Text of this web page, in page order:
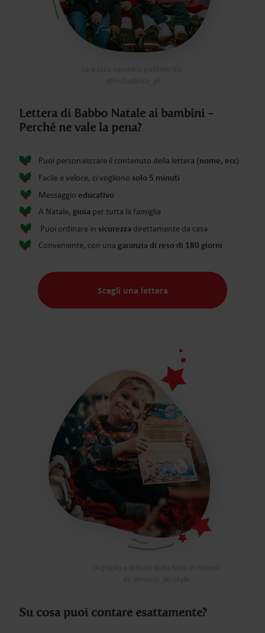
Lettera di Babbo Natale ai bambini -
Perché ne vale la pena?
Puoi personalizzare il contenuto della lettera (nome, ecc)
Facile e veloce, ci vogliono solo 5 minuti
Messaggio educativo
A Natale, gioiaper tutta la famiglia
Puoi ordinare in sicurezzadirettamente da casa
Conveniente, con una garanzia di reso di 180 giorni
Scegli una lettera
Su cosa puoi contare esattamente?